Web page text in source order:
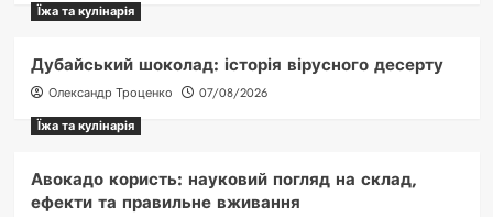
Їжа та кулінарія
Дубайський шоколад: історія вірусного десерту
Олександр Троценко
07/08/2026
Їжа та кулінарія
Авокадо користь: науковий погляд на склад,
ефекти та правильне вживання